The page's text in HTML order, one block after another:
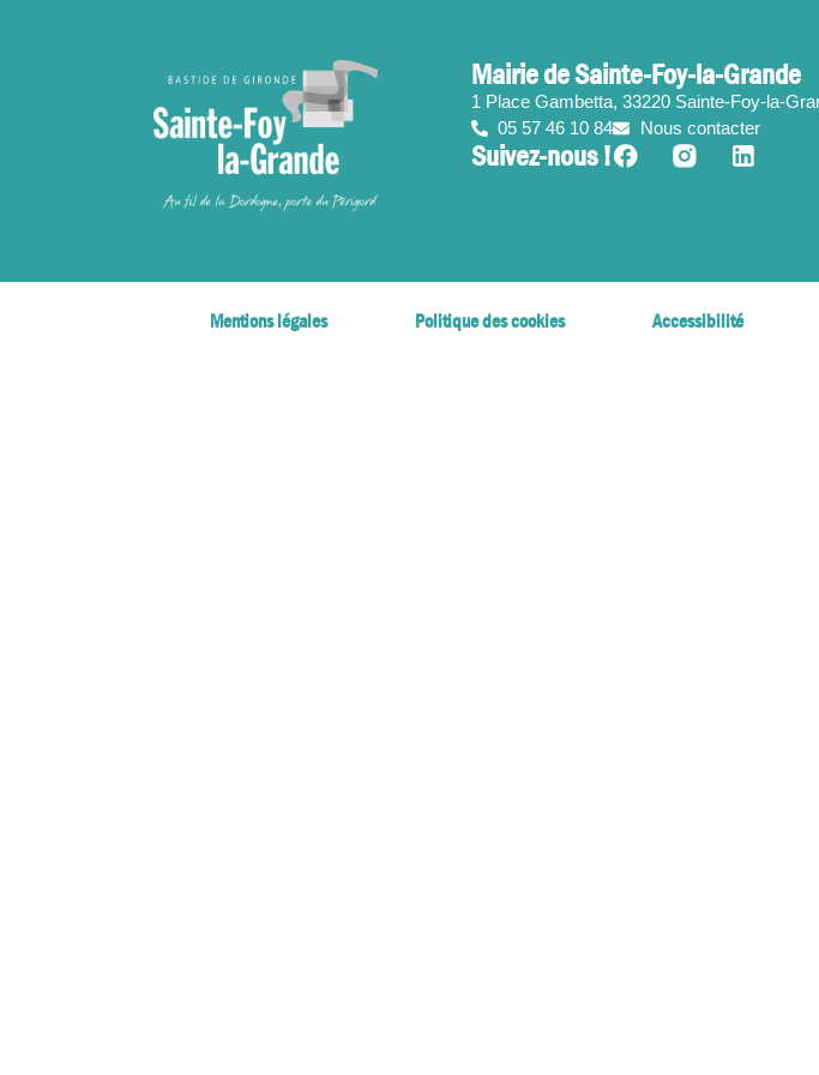
Mairie de Sainte-Foy-la-Grande
1 Place Gambetta, 33220 Sainte-Foy-la-
05 57 46 10 84
Nous contacter
Suivez-nous !
Mentions légales Politique des cookies Accessibilité